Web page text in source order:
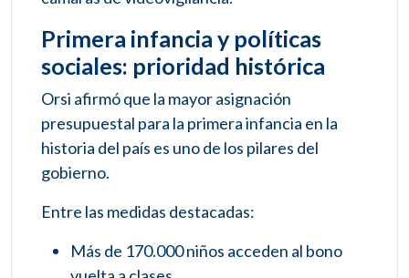
Primera infancia y políticas
sociales: prioridad histórica
Orsi afirmó que la mayor asignación
presupuestal para la primera infancia en la
historia del país es uno de los pilares del
gobierno.
Entre las medidas destacadas:
Más de 170.000 niños acceden al bono